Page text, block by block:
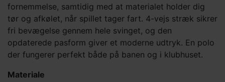
fornemmelse, samtidig med at materialet holder dig
tør og afkølet, når spillet tager fart. 4-vejs stræk sikrer
fri bevægelse gennem hele svinget, og den
opdaterede pasform giver et moderne udtryk. En polo
der fungerer perfekt både på banen og i klubhuset.
Materiale